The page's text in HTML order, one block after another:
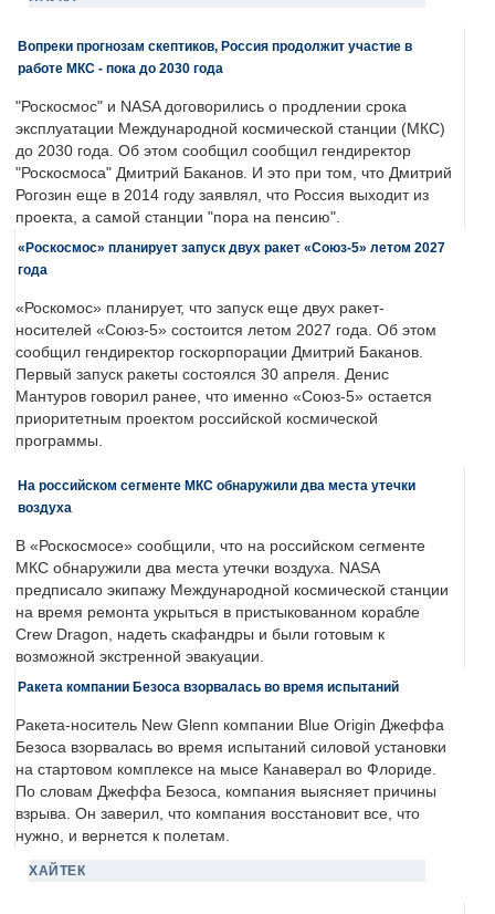
Вопреки прогнозам скептиков, Россия продолжит участие в
работе МКС - пока до 2030 года
"Роскосмос" и NASA договорились о продлении срока
эксплуатации Международной космической станции (МКС)
до 2030 года. Об этом сообщил сообщил гендиректор
"Роскосмоса" Дмитрий Баканов. И это при том, что Дмитрий
Рогозин еще в 2014 году заявлял, что Россия выходит из
проекта, а самой станции "пора на пенсию".
«Роскосмос» планирует запуск двух ракет «Союз-5» летом 2027
года
«Роскомос» планирует, что запуск еще двух ракет-
носителей «Союз-5» состоится летом 2027 года. Об этом
сообщил гендиректор госкорпорации Дмитрий Баканов.
Первый запуск ракеты состоялся 30 апреля. Денис
Мантуров говорил ранее, что именно «Союз-5» остается
приоритетным проектом российской космической
программы.
На российском сегменте МКС обнаружили два места утечки
воздуха
В «Роскосмосе» сообщили, что на российском сегменте
МКС обнаружили два места утечки воздуха. NASA
предписало экипажу Международной космической станции
на время ремонта укрыться в пристыкованном корабле
Crew Dragon, надеть скафандры и были готовым к
возможной экстренной эвакуации.
Ракета компании Безоса взорвалась во время испытаний
Ракета-носитель New Glenn компании Blue Origin Джеффа
Безоса взорвалась во время испытаний силовой установки
на стартовом комплексе на мысе Канаверал во Флориде.
По словам Джеффа Безоса, компания выясняет причины
взрыва. Он заверил, что компания восстановит все, что
нужно, и вернется к полетам.
ХАЙТЕК